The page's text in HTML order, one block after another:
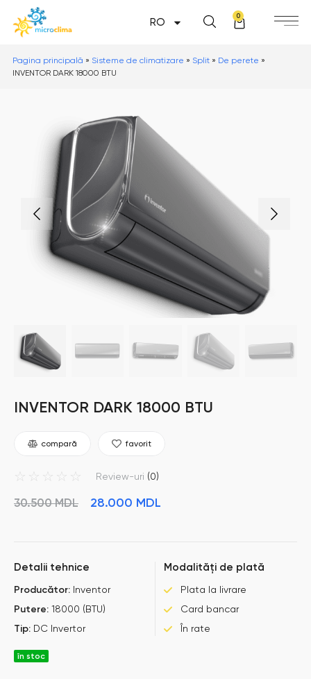
RO
0
Pagina principală » Sisteme de climatizare » Split » De perete »
INVENTOR DARK 18000 BTU
INVENTOR DARK 18000 BTU
compară favorit
☆ ☆ ☆ ☆ ☆ Review-uri (0)
30.500MDL 28.000 MDL
Detalii tehnice
Producător: Inventor
Putere: 18000 (BTU)
Tip: DC Invertor
Modalități de plată
Plata la livrare
Card bancar
În rate
în stoc